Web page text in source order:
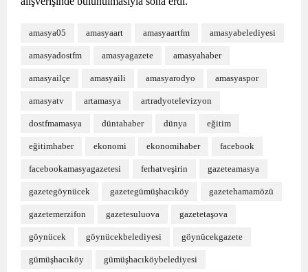
amasya05 amasyaart amasyaartfm amasyabelediyesi
amasyadostfm amasyagazete amasyahaber
amasyailçe amasyaili amasyarodyo amasyaspor
amasyatv artamasya artradyotelevizyon
dostfmamasya düntahaber dünya eğitim
eğitimhaber ekonomi ekonomihaber facebook
facebookamasyagazetesi ferhatveşirin gazeteamasya
gazetegöynücek gazetegümüşhacıköy gazetehamamözü
gazetemerzifon gazetesuluova gazetetaşova
göynücek göynücekbelediyesi göynücekgazete
gümüşhacıköy gümüşhacıköybelediyesi